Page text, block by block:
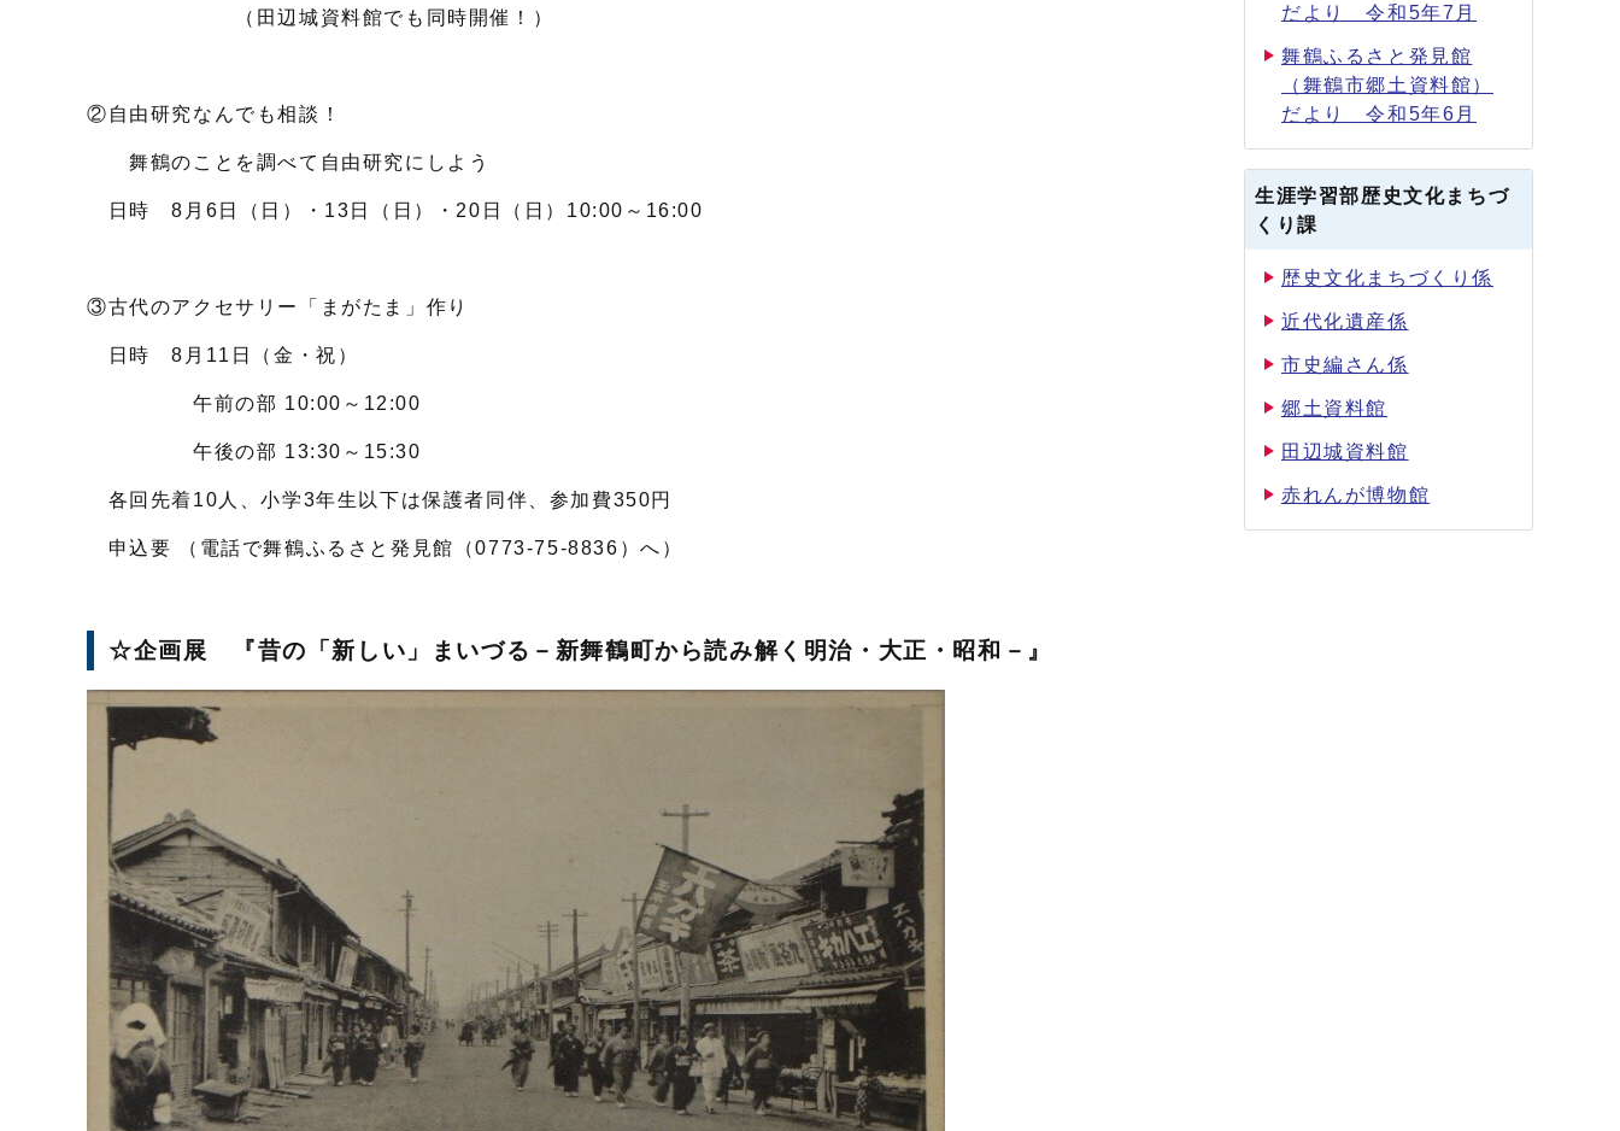
（田辺城資料館でも同時開催！）
②自由研究なんでも相談！
舞鶴のことを調べて自由研究にしよう
日時 8月6日（日）・13日（日）・20日（日）10:00～16:00
③古代のアクセサリー「まがたま」作り
日時 8月11日（金・祝）
午前の部 10:00～12:00
午後の部 13:30～15:30
各回先着10人、小学3年生以下は保護者同伴、参加費350円
申込要 （電話で舞鶴ふるさと発見館（0773-75-8836）へ）
☆企画展 『昔の「新しい」まいづる－新舞鶴町から読み解く明治・大正・昭和－』
だより 令和5年7月
舞鶴ふるさと発見館
（舞鶴市郷土資料館）
だより 令和5年6月
生涯学習部歴史文化まちづ
くり課
歴史文化まちづくり係
近代化遺産係
市史編さん係
郷土資料館
田辺城資料館
赤れんが博物館